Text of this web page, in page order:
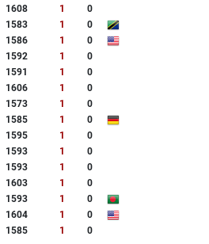
1608 1
0
1583 1
0
1586 1
0
1592 1
0
1591 1
0
1606 1
0
1573 1
0
1585 1
0
1595 1
0
1593 1
0
1593 1
0
1603 1
0
1593 1
0
1604 1
0
1585 1 0